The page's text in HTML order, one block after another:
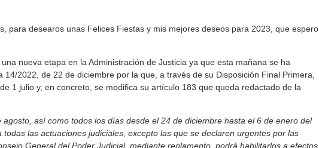
para desearos unas Felices Fiestas y mis mejores deseos para 2023, que espero
nueva etapa en la Administración de Justicia ya que esta mañana se ha
14/2022, de 22 de diciembre por la que, a través de su Disposición Final Primera,
1 julio y, en concreto, se modifica su artículo 183 que queda redactado de la
agosto, así como todos los días desde el 24 de diciembre hasta el 6 de enero del
las actuaciones judiciales, excepto las que se declaren urgentes por las
General del Poder Judicial, mediante reglamento, podrá habilitarlos a efectos